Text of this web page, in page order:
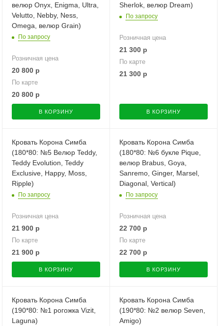
велюр Onyx, Enigma, Ultra,
Velutto, Nebby, Ness,
Omega, велюр Grain)
По запросу
Розничная цена
20 800 р
По карте
20 800 р
В КОРЗИНУ
Sherlok, велюр Dream)
По запросу
Розничная цена
21 300 р
По карте
21 300 р
В КОРЗИНУ
Кровать Корона Симба
(180*80: №5 Велюр Teddy,
Teddy Evolution, Teddy
Exclusive, Happy, Moss,
Ripple)
По запросу
Розничная цена
21 900 р
По карте
21 900 р
В КОРЗИНУ
Кровать Корона Симба
(180*80: №6 букле Pique,
велюр Brabus, Goya,
Sanremo, Ginger, Marsel,
Diagonal, Vertical)
По запросу
Розничная цена
22 700 р
По карте
22 700 р
В КОРЗИНУ
Кровать Корона Симба
(190*80: №1 рогожка Vizit,
Laguna)
Кровать Корона Симба
(190*80: №2 велюр Seven,
Amigo)